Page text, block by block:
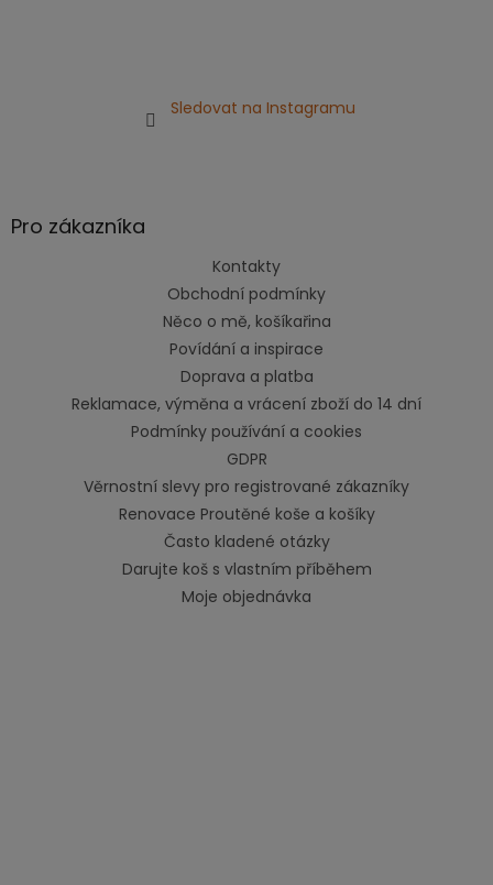
Sledovat na Instagramu
Pro zákazníka
Kontakty
Obchodní podmínky
Něco o mě, košíkařina
Povídání a inspirace
Doprava a platba
Reklamace, výměna a vrácení zboží do 14 dní
Podmínky používání a cookies
GDPR
Věrnostní slevy pro registrované zákazníky
Renovace Proutěné koše a košíky
Často kladené otázky
Darujte koš s vlastním příběhem
Moje objednávka